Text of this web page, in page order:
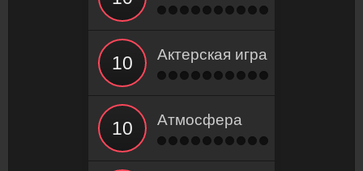
Актерская игра
Атмосфера